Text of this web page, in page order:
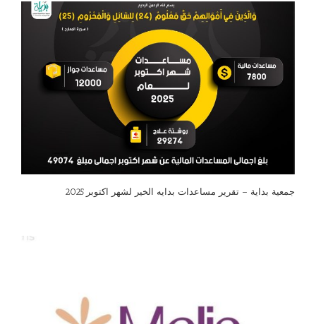
جمعية بداية – تقرير مساعدات بدايه الخير لشهر اكتوبر 2025